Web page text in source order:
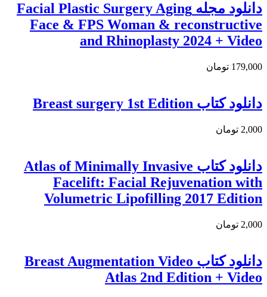
دانلود مجله Facial Plastic Surgery Aging
Face & FPS Woman & reconstructive
and Rhinoplasty 2024 + Video
179,000 تومان
دانلود کتاب Breast surgery 1st Edition
2,000 تومان
دانلود کتاب Atlas of Minimally Invasive
Facelift: Facial Rejuvenation with
Volumetric Lipofilling 2017 Edition
2,000 تومان
دانلود کتاب Breast Augmentation Video
Atlas 2nd Edition + Video